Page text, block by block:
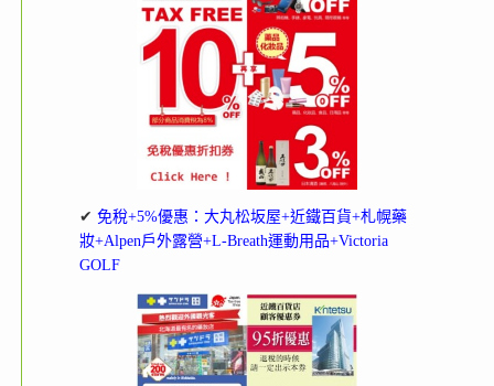
✔ 免稅+5%優惠：大丸松坂屋+近鐵百貨+札幌藥
妝+Alpen戶外露營+L-Breath運動用品+Victoria
GOLF